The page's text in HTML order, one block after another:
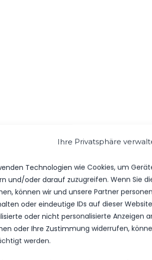
Ihre Privatsphäre
Technologien wie Cookies, um
und/oder darauf zuzugreifen. Wenn Sie
können wir und unsere Partner
oder eindeutige IDs auf dieser
oder nicht personalisierte Anzeigen
oder Ihre Zustimmung widerrufen,
werden.
letztlich Phönix Wildau mit einem 1:0
dass die Saison in der
40 Punkten…das kann sich sehen lassen.
und das gesamte Trainerteam.